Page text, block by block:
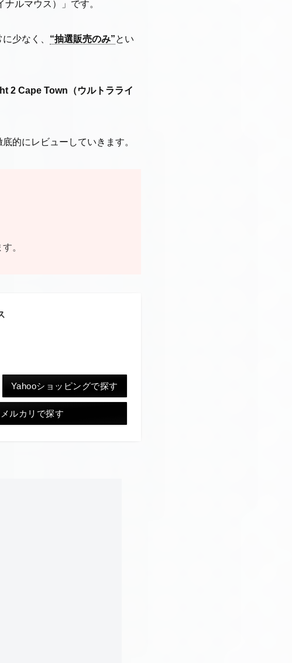
ルマウス）」です。
少なく、 “抽選販売のみ”とい
2 Cape Town（ウルトラライ
的にレビューしていきます。
。
Yahooショッピングで探す
メルカリで探す